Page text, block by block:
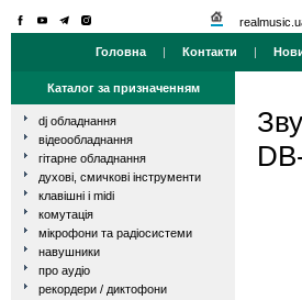
Головна | Контакти |
Каталог за призначенням
dj обладнання
відеообладнання
гітарне обладнання
духові, смичкові інструменти
клавішні і midi
комутація
мікрофони та радіосистеми
навушники
про аудіо
рекордери / диктофони